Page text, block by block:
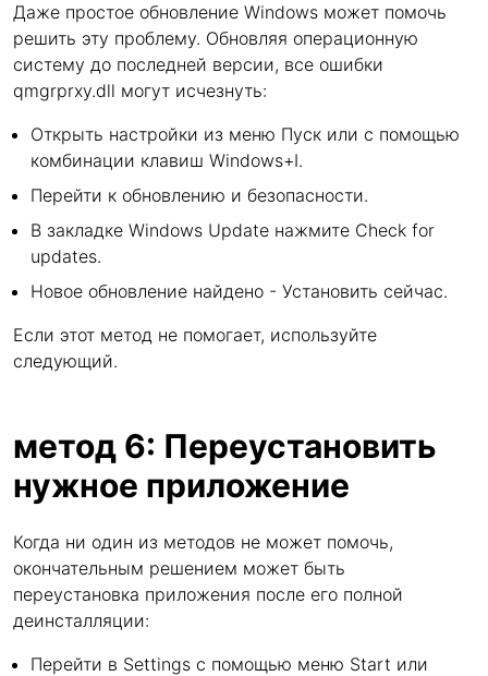
Даже простое обновление Windows может помочь
решить эту проблему. Обновляя операционную
систему до последней версии, все ошибки
qmgrprxy.dll могут исчезнуть:
Открыть настройки из меню Пуск или с помощью
комбинации клавиш Windows+I.
Перейти к обновлению и безопасности.
В закладке Windows Update нажмите Check for
updates.
Новое обновление найдено - Установить сейчас.
Если этот метод не помогает, используйте
следующий.
метод 6: Переустановить
нужное приложение
Когда ни один из методов не может помочь,
окончательным решением может быть
переустановка приложения после его полной
деинсталляции:
Перейти в Settings с помощью меню Start или